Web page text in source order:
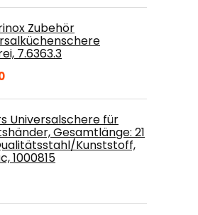
Zubehör
7.6363.3
Universalschere für
Gesamtlänge: 21
Kunststoff,
1000815